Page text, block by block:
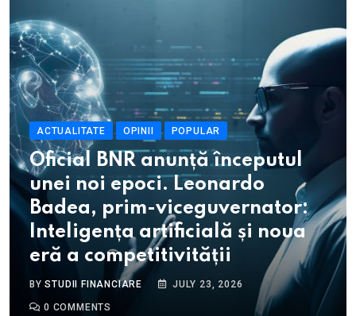
ACTUALITATE OPINII POPULAR
Oficial BNR anunță începutul
unei noi epoci. Leonardo
Badea, prim-viceguvernator:
Inteligența artificială și noua
eră a competitivității
BYSTUDII FINANCIARE JULY 23, 2026
0 COMMENTS